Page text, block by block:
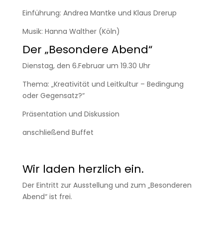
Einführung: Andrea Mantke und Klaus Drerup
Musik: Hanna Walther (Köln)
Der „Besondere Abend“
Dienstag, den 6.Februar um 19.30 Uhr
Thema: „Kreativität und Leitkultur – Bedingung
oder Gegensatz?“
Präsentation und Diskussion
anschließend Buffet
Wir laden herzlich ein.
Der Eintritt zur Ausstellung und zum „Besonderen
Abend“ ist frei.